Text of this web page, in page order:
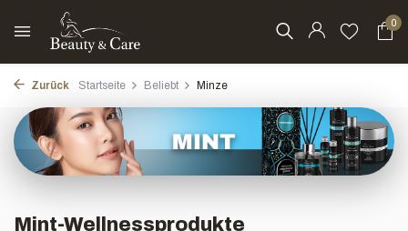
0
Zurück Startseite Beliebt Minze
Mint-Wellnessprodukte